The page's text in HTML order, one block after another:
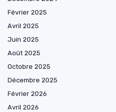
Février 2025
Avril 2025
Juin 2025
Août 2025
Octobre 2025
Décembre 2025
Février 2026
Avril 2026